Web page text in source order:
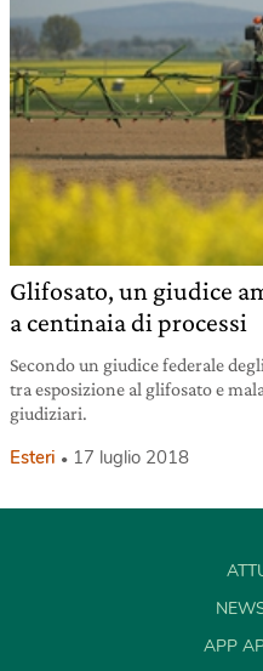
Glifosato, un giudice
a centinaia di processi
Secondo un giudice federale
tra esposizione al glifosato e
giudiziari.
Esteri 17 luglio 2018
APP